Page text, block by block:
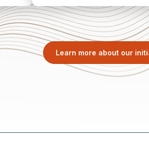
Learn more about our